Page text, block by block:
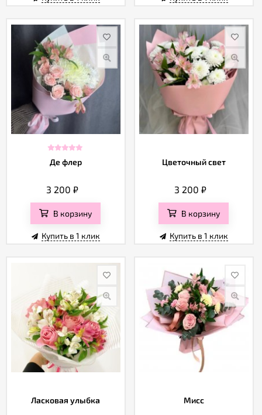
Де флер
3 200 ₽
В корзину
Купить в 1 клик
Цветочный свет
3 200 ₽
В корзину
Купить в 1 клик
Ласковая улыбка Мисс